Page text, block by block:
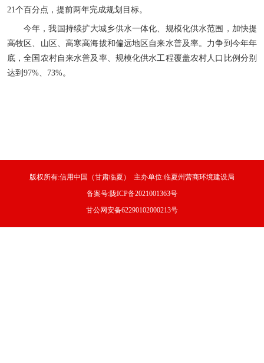
21个百分点，提前两年完成规划目标。
今年，我国持续扩大城乡供水一体化、规模化供水范围，加快提
高牧区、山区、高寒高海拔和偏远地区自来水普及率。力争到今年年
底，全国农村自来水普及率、规模化供水工程覆盖农村人口比例分别
达到97%、73%。
版权所有:信用中国（甘肃临夏） 主办单位:临夏州营商环境建设局
备案号:陇ICP备2021001363号
甘公网安备62290102000213号